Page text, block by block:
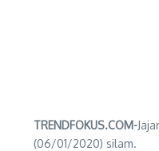
TRENDFOKUS.COM-
(06/01/2020) silam.